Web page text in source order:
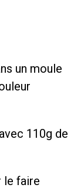
un moule
110g de
le faire